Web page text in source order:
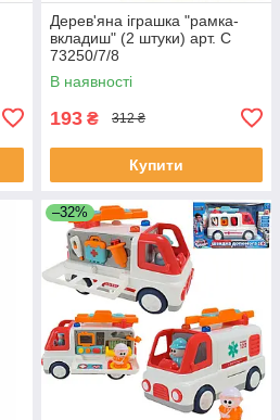
Дерев'яна іграшка "рамка-
вкладиш" (2 штуки) арт. C
73250/7/8
В наявності
193 ₴ 312 ₴
Купити
–32%